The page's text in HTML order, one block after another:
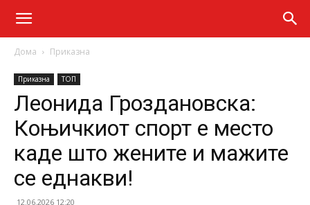
Дома Приказна
Приказна ТОП
Леонида Гроздановска:
Коњичкиот спорт е место
каде што жените и мажите
се еднакви!
12.06.2026 12:20